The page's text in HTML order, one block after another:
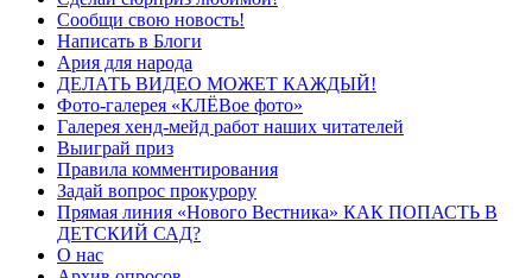
Сообщи свою новость!
Написать в Блоги
Ария для народа
ДЕЛАТЬ ВИДЕО МОЖЕТ КАЖДЫЙ!
Фото-галерея «КЛЁВое фото»
Галерея хенд-мейд работ наших читателей
Выиграй приз
Правила комментирования
Задай вопрос прокурору
Прямая линия «Нового Вестника» КАК ПОПАСТЬ В
ДЕТСКИЙ САД?
О нас